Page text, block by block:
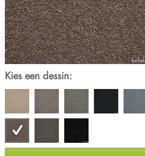
Kies een dessin: